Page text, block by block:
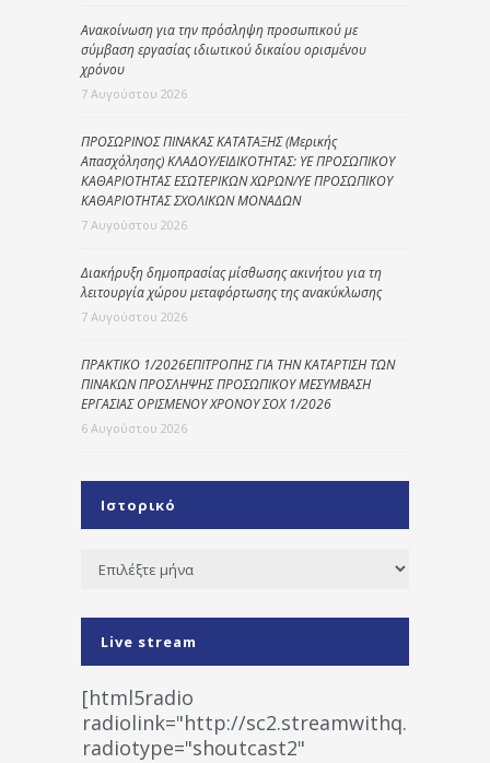
Ανακοίνωση για την πρόσληψη προσωπικού με
σύμβαση εργασίας ιδιωτικού δικαίου ορισμένου
χρόνου
7 Αυγούστου 2026
ΠΡΟΣΩΡΙΝΟΣ ΠΙΝΑΚΑΣ ΚΑΤΑΤΑΞΗΣ (Μερικής
Απασχόλησης) ΚΛΑΔΟΥ/ΕΙΔΙΚΟΤΗΤΑΣ: ΥΕ ΠΡΟΣΩΠΙΚΟΥ
ΚΑΘΑΡΙΟΤΗΤΑΣ ΕΣΩΤΕΡΙΚΩΝ ΧΩΡΩΝ/ΥΕ ΠΡΟΣΩΠΙΚΟΥ
ΚΑΘΑΡΙΟΤΗΤΑΣ ΣΧΟΛΙΚΩΝ ΜΟΝΑΔΩΝ
7 Αυγούστου 2026
Διακήρυξη δημοπρασίας μίσθωσης ακινήτου για τη
λειτουργία χώρου μεταφόρτωσης της ανακύκλωσης
7 Αυγούστου 2026
ΠΡΑΚΤΙΚΟ 1/2026ΕΠΙΤΡΟΠΗΣ ΓΙΑ ΤΗΝ ΚΑΤΑΡΤΙΣΗ ΤΩΝ
ΠΙΝΑΚΩΝ ΠΡΟΣΛΗΨΗΣ ΠΡΟΣΩΠΙΚΟΥ ΜΕΣΥΜΒΑΣΗ
ΕΡΓΑΣΙΑΣ ΟΡΙΣΜΕΝΟΥ ΧΡΟΝΟΥ ΣΟΧ 1/2026
6 Αυγούστου 2026
Ιστορικό
Ιστορικό
Live stream
[html5radio
radiolink="http://
radiotype="shoutcast2"